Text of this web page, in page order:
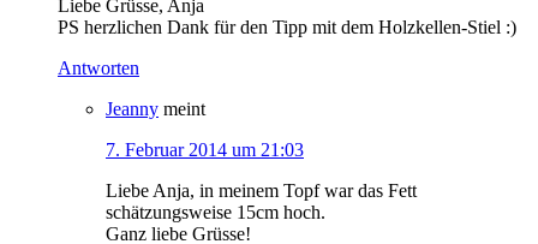
Liebe Grüsse, Anja
PS herzlichen Dank für den Tipp mit dem Holzkellen-Stiel :)
Antworten
Jeanny meint
7. Februar 2014 um 21:03
Liebe Anja, in meinem Topf war das Fett
schätzungsweise 15cm hoch.
Ganz liebe Grüsse!